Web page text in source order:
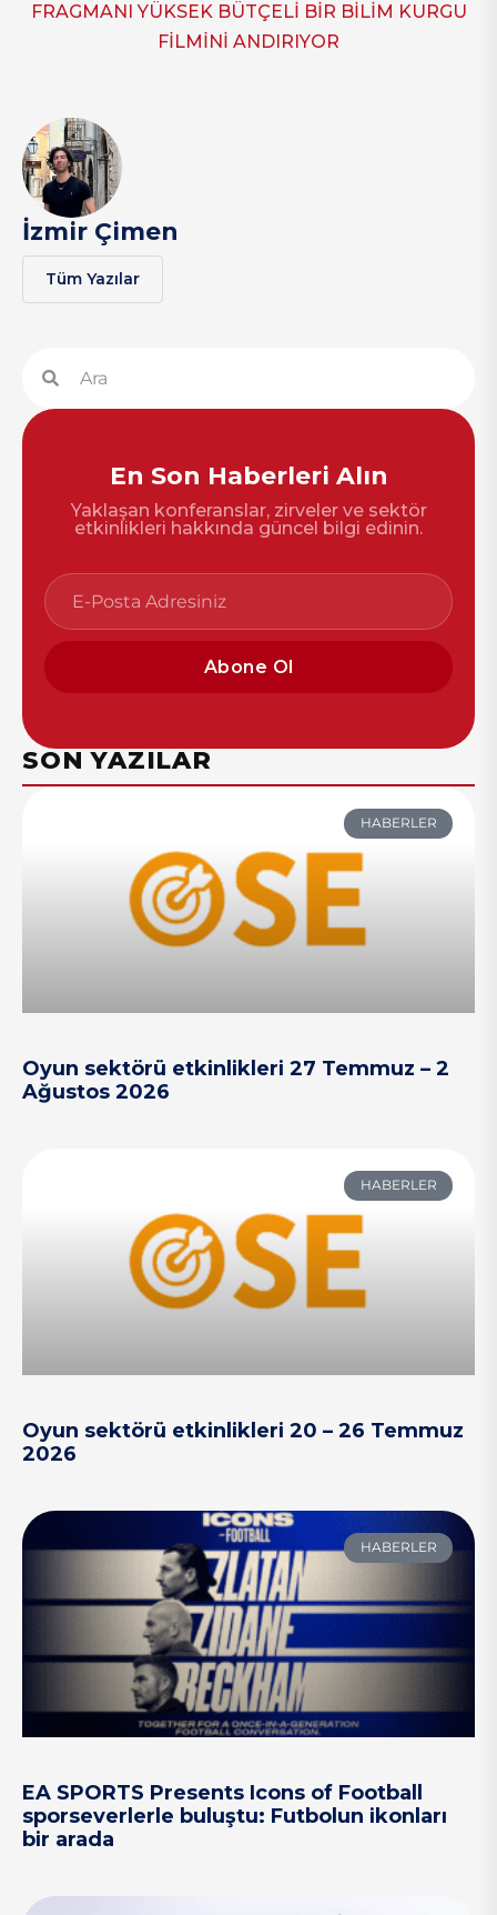
FRAGMANI YÜKSEK BÜTÇELİ BİR BİLİM KURGU
FİLMİNİ ANDIRIYOR
İzmir Çimen
Tüm Yazılar
En Son Haberleri Alın
Yaklaşan konferanslar, zirveler ve sektör
etkinlikleri hakkında güncel bilgi edinin.
Abone Ol
SON YAZILAR
HABERLER
Oyun sektörü etkinlikleri 27 Temmuz – 2
Ağustos 2026
HABERLER
Oyun sektörü etkinlikleri 20 – 26 Temmuz
2026
HABERLER
EA SPORTS Presents Icons of Football
sporseverlerle buluştu: Futbolun ikonları
bir arada